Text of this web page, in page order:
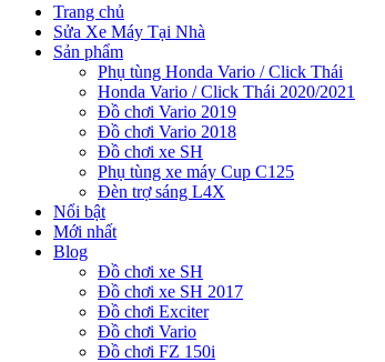
Trang chủ
Sửa Xe Máy Tại Nhà
Sản phẩm
Phụ tùng Honda Vario / Click Thái
Honda Vario / Click Thái 2020/2021
Đồ chơi Vario 2019
Đồ chơi Vario 2018
Đồ chơi xe SH
Phụ tùng xe máy Cup C125
Đèn trợ sáng L4X
Nổi bật
Mới nhất
Blog
Đồ chơi xe SH
Đồ chơi xe SH 2017
Đồ chơi Exciter
Đồ chơi Vario
Đồ chơi FZ 150i